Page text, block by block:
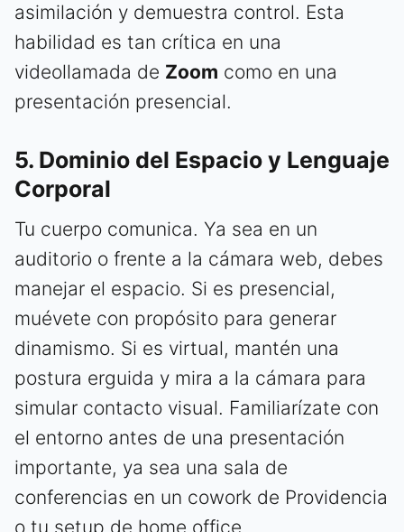
asimilación y demuestra control. Esta
habilidad es tan crítica en una
videollamada de Zoom como en una
presentación presencial.
5. Dominio del Espacio y Lenguaje
Corporal
Tu cuerpo comunica. Ya sea en un
auditorio o frente a la cámara web, debes
manejar el espacio. Si es presencial,
muévete con propósito para generar
dinamismo. Si es virtual, mantén una
postura erguida y mira a la cámara para
simular contacto visual. Familiarízate con
el entorno antes de una presentación
importante, ya sea una sala de
conferencias en un cowork de Providencia
o tu setup de home office.